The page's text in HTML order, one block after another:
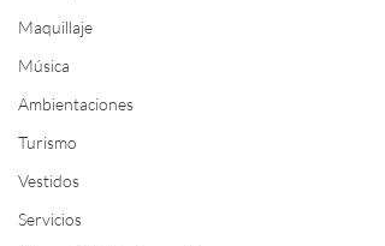
Maquillaje
Música
Ambientaciones
Turismo
Vestidos
Servicios